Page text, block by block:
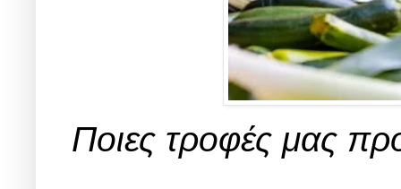
Ποιες τροφές μας